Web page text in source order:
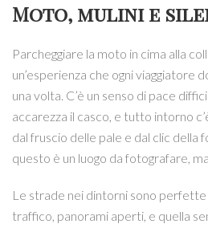
Moto, mulini e
Parcheggiare la moto in cima alla
un’esperienza che ogni viaggiatore
una volta. C’è un senso di pace
accarezza il casco, e tutto intorno
dal fruscio delle pale e dal clic della
questo è un luogo da fotografare,
Le strade nei dintorni sono
traffico, panorami aperti, e quella